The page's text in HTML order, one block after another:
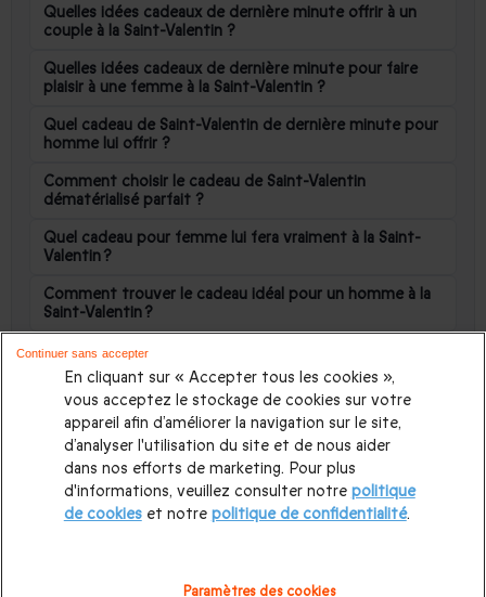
Quelles idées cadeaux de dernière minute offrir à un
couple à la Saint-Valentin ?
Quelles idées cadeaux de dernière minute pour faire
plaisir à une femme à la Saint-Valentin ?
Quel cadeau de Saint-Valentin de dernière minute pour
homme lui offrir ?
Comment choisir le cadeau de Saint-Valentin
dématérialisé parfait ?
Quel cadeau pour femme lui fera vraiment à la Saint-
Valentin ?
Comment trouver le cadeau idéal pour un homme à la
Saint-Valentin ?
Quelles idées cadeaux de Saint-Valentin à moins de 100
€ ?
Quelles idées cadeaux de Saint-Valentin à moins de 50
€ ?
Meilleur cadeau de St Valentin
Quel cadeau offrir pour une 1ère Saint Valentin
ensemble ?
En cliquant sur « Accepter tous les cookies »,
vous acceptez le stockage de cookies sur votre
appareil afin d’améliorer la navigation sur le site,
d’analyser l'utilisation du site et de nous aider
dans nos efforts de marketing. Pour plus
d'informations, veuillez consulter notre politique
de cookieset notre politique de confidentialité.
Paramètres des cookies
Continuer sans accepter